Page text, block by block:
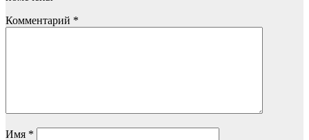
Комментарий *
Имя *